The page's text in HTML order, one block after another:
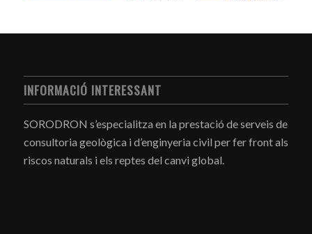
INFORMACIÓ INTERESSANT
SORODRON s’especialitza en la prestació de serveis de
consultoria geològica i d’enginyeria civil per fer front als
riscos naturals i els reptes del canvi global.